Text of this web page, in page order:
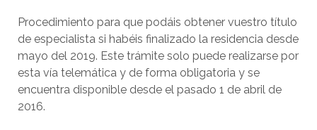
Procedimiento para que podáis obtener vuestro título
de especialista si habéis finalizado la residencia desde
mayo del 2019. Este trámite solo puede realizarse por
esta vía telemática y de forma obligatoria y se
encuentra disponible desde el pasado 1 de abril de
2016.